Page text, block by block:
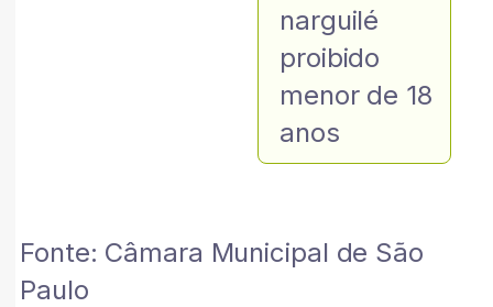
narguilé
proibido
menor de 18
anos
Fonte: Câmara Municipal de São
Paulo